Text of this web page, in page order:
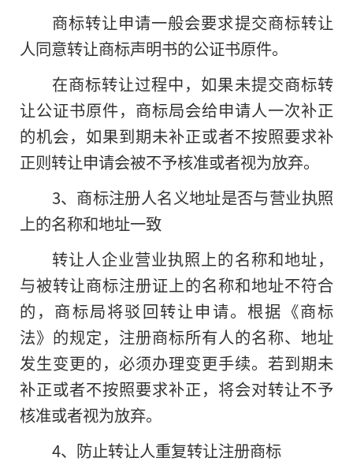
商标转让申请一般会要求提交商标转让
人同意转让商标声明书的公证书原件。
在商标转让过程中，如果未提交商标转
让公证书原件，商标局会给申请人一次补正
的机会，如果到期未补正或者不按照要求补
正则转让申请会被不予核准或者视为放弃。
3、商标注册人名义地址是否与营业执照
上的名称和地址一致
转让人企业营业执照上的名称和地址，
与被转让商标注册证上的名称和地址不符合
的，商标局将驳回转让申请。根据《商标
法》的规定，注册商标所有人的名称、地址
发生变更的，必须办理变更手续。若到期未
补正或者不按照要求补正，将会对转让不予
核准或者视为放弃。
4、防止转让人重复转让注册商标